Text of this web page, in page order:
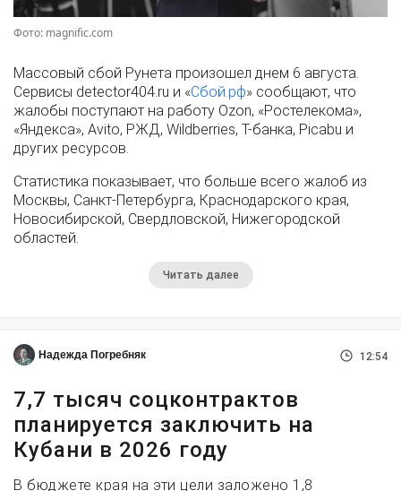
Фото: magnific.com
Массовый сбой Рунета произошел днем 6 августа.
Сервисы detector404.ru и «Сбой.рф» сообщают, что
жалобы поступают на работу Ozon, «Ростелекома»,
«Яндекса», Avito, РЖД, Wildberries, Т-банка, Picabu и
других ресурсов.
Статистика показывает, что больше всего жалоб из
Москвы, Санкт-Петербурга, Краснодарского края,
Новосибирской, Свердловской, Нижегородской
областей.
Читать далее
Надежда Погребняк 12:54
7,7 тысяч соцконтрактов
планируется заключить на
Кубани в 2026 году
В бюджете края на эти цели заложено 1,8